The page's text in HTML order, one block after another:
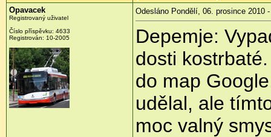
Opavacek
Registrovaný uživatel
Číslo příspěvku: 4633
Registrován: 10-2005
Odesláno Pondělí, 06. prosince 2010
Depemje:
dosti
do map
udělal, ale
moc valný